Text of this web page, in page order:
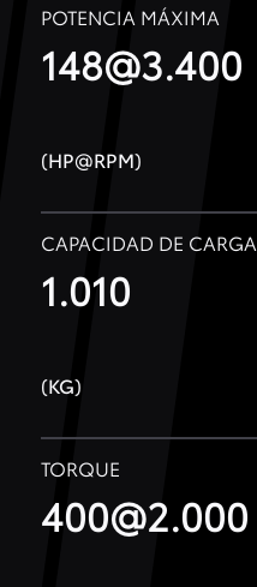
POTENCIA MÁXIMA
148@3.400
(HP@RPM)
CAPACIDAD DE CARGA
1.010
(KG)
TORQUE
400@2.000